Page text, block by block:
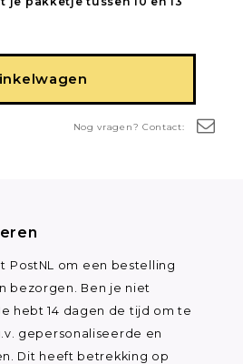
Nog vragen? Contact:
PostNL om een bestelling
bezorgen. Ben je niet
hebt 14 dagen de tijd om te
gepersonaliseerde en
Dit heeft betrekking op